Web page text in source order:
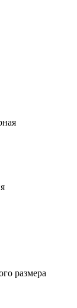
размера